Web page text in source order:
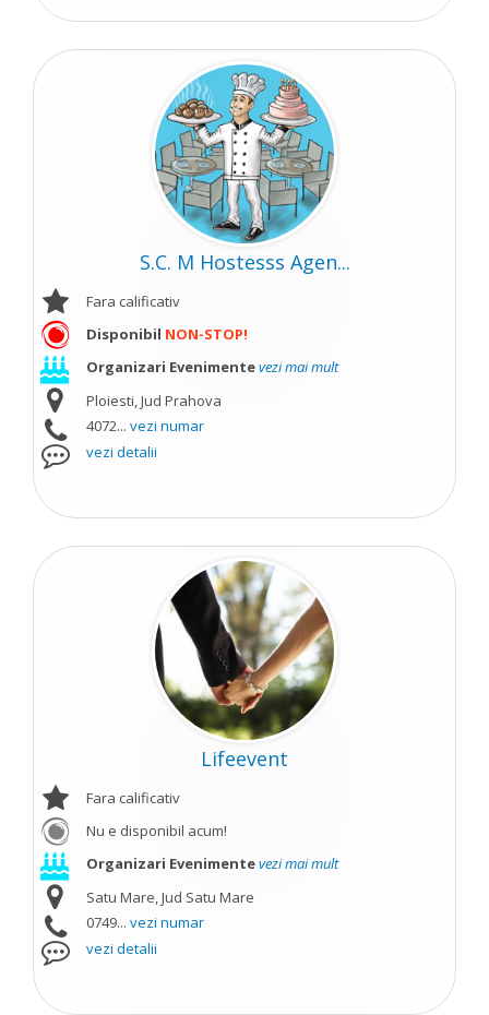
S.C. M Hostesss Agen...
Fara calificativ
Disponibil NON-STOP!
Organizari Evenimentevezi mai mult
Ploiesti, Jud Prahova
4072... vezi numar
vezi detalii
Lifeevent
Fara calificativ
Nu e disponibil acum!
Organizari Evenimentevezi mai mult
Satu Mare, Jud Satu Mare
0749... vezi numar
vezi detalii